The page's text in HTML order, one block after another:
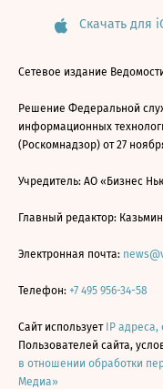
Скачать для
Сетевое издание
Решение Федеральной
информационных
(Роскомнадзор) от 27
Учредитель: АО «Бизнес
Главный редактор:
Электронная почта:
Телефон: +7 495 956-34-58
Сайт использует IP
Пользователей сайта,
в отношении обработки
Медиа»